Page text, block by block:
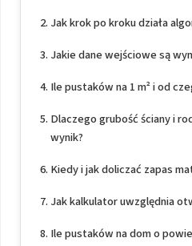
Jak krok po kroku działa
Jakie dane wejściowe są
Ile pustaków na 1 m² i od
Dlaczego grubość ściany i
wynik?
Kiedy i jak doliczać zapas
Jak kalkulator uwzględnia
Ile pustaków na dom o